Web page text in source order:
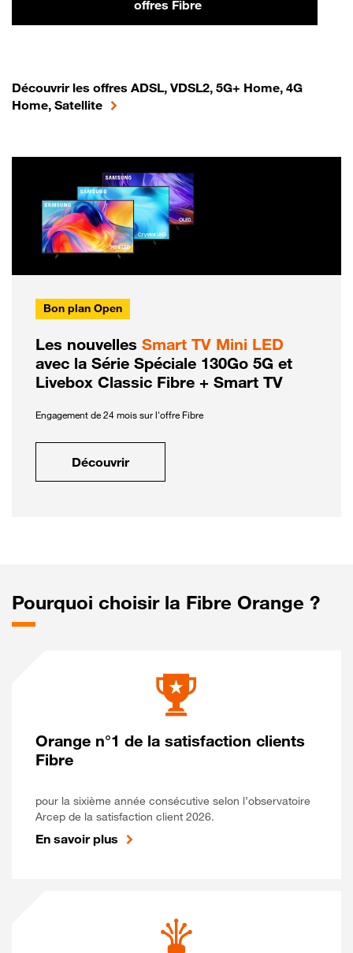
offres Fibre
Découvrir les offres ADSL, VDSL2, 5G+ Home, 4G
Home, Satellite
Bon plan Open
Les nouvelles Smart TV Mini LED
avec la Série Spéciale 130Go 5G et
Livebox Classic Fibre + Smart TV
Engagement de 24 mois sur l'offre Fibre
Découvrir
Pourquoi choisir la Fibre Orange ?
Orange n°1 de la satisfaction clients
Fibre
pour la sixième année consécutive selon l’observatoire
Arcep de la satisfaction client 2026.
En savoir plus